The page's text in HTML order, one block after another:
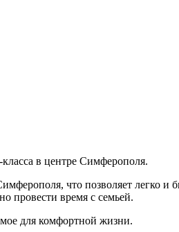
в центре Симферополя.
что позволяет легко и
провести время с семьей.
для комфортной жизни.